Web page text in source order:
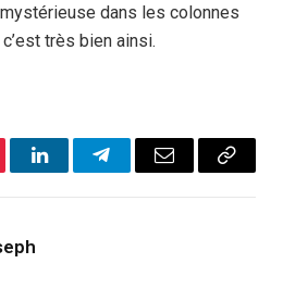
mystérieuse dans les colonnes
très bien ainsi.
LinkedInTelegramEmail
Copy